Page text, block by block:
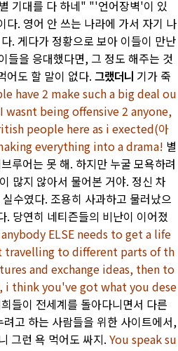
기대를 다 하네" "'언어장벽'이 있
. 영어 안 쓰는 나라에 가서 자기 나
. 게다가 정황으로 보아 이들이 만난
들을 응대했다면, 그 정도 해주는 것
어도 할 말이 없다. 그랬더니 기가 죽
have 2 make such a big deal ou
being offensive 2 anyone,
people here as i exected(아
everything into a drama! 별
루어는 못 해. 하지만 누굴 모욕하려
많지 않아서 물어본 거야. 정신 차
실수였다. 조용히 사과하고 물러났으
. 당연히 네티즌들의 비난이 이어졌
ELSE needs to get a life
travelling to different parts of th
and exchange ideas, then to
i think you've got what you dese
들이 전세계를 돌아다니면서 다른
고 하는 사람들을 위한 사이트에서,
그런 욕 먹어도 싸지. You speak su